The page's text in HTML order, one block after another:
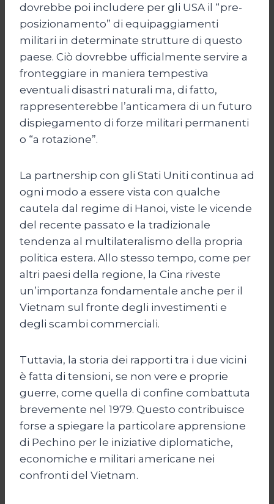
dovrebbe poi includere per gli USA il “pre-
posizionamento” di equipaggiamenti
militari in determinate strutture di questo
paese. Ciò dovrebbe ufficialmente servire a
fronteggiare in maniera tempestiva
eventuali disastri naturali ma, di fatto,
rappresenterebbe l’anticamera di un futuro
dispiegamento di forze militari permanenti
o “a rotazione”.
La partnership con gli Stati Uniti continua ad
ogni modo a essere vista con qualche
cautela dal regime di Hanoi, viste le vicende
del recente passato e la tradizionale
tendenza al multilateralismo della propria
politica estera. Allo stesso tempo, come per
altri paesi della regione, la Cina riveste
un’importanza fondamentale anche per il
Vietnam sul fronte degli investimenti e
degli scambi commerciali.
Tuttavia, la storia dei rapporti tra i due vicini
è fatta di tensioni, se non vere e proprie
guerre, come quella di confine combattuta
brevemente nel 1979. Questo contribuisce
forse a spiegare la particolare apprensione
di Pechino per le iniziative diplomatiche,
economiche e militari americane nei
confronti del Vietnam.